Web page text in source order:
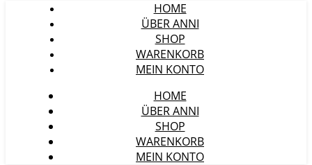
HOME
ÜBER ANNI
SHOP
WARENKORB
MEIN KONTO
HOME
ÜBER ANNI
SHOP
WARENKORB
MEIN KONTO